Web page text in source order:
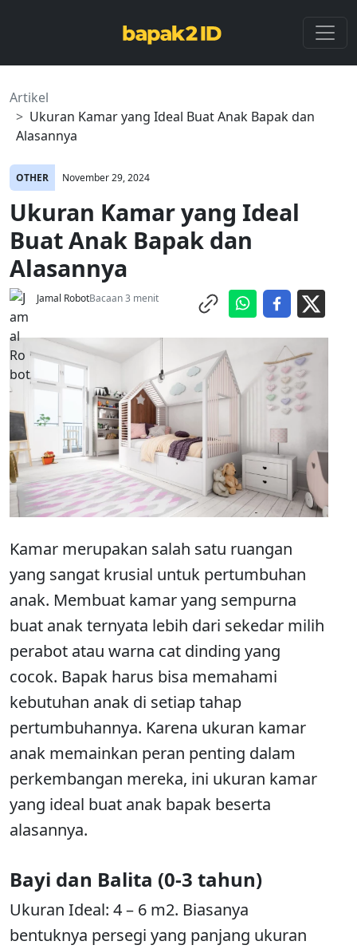
Artikel
Ukuran Kamar yang Ideal Buat Anak Bapak dan
Alasannya
OTHER November 29, 2024
Ukuran Kamar yang Ideal
Buat Anak Bapak dan
Alasannya
Jamal RobotBacaan 3 menit
Kamar merupakan salah satu ruangan
yang sangat krusial untuk pertumbuhan
anak. Membuat kamar yang sempurna
buat anak ternyata lebih dari sekedar milih
perabot atau warna cat dinding yang
cocok. Bapak harus bisa memahami
kebutuhan anak di setiap tahap
pertumbuhannya. Karena ukuran kamar
anak memainkan peran penting dalam
perkembangan mereka, ini ukuran kamar
yang ideal buat anak bapak beserta
alasannya.
Bayi dan Balita (0-3 tahun)
Ukuran Ideal: 4 – 6 m2. Biasanya
bentuknya persegi yang panjang ukuran